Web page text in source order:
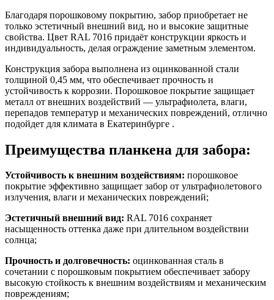
Благодаря порошковому покрытию, забор приобретает не
только эстетичный внешний вид, но и высокие защитные
свойства. Цвет RAL 7016 придаёт конструкции яркость и
индивидуальность, делая ограждение заметным элементом.
Конструкция забора выполнена из оцинкованной стали
толщиной 0,45 мм, что обеспечивает прочность и
устойчивость к коррозии. Порошковое покрытие защищает
металл от внешних воздействий — ультрафиолета, влаги,
перепадов температур и механических повреждений, отлично
подойдет для климата в Екатеринбурге .
Преимущества планкена для забора:
Устойчивость к внешним воздействиям: порошковое
покрытие эффективно защищает забор от ультрафиолетового
излучения, влаги и механических повреждений;
Эстетичный внешний вид: RAL 7016 сохраняет
насыщенность оттенка даже при длительном воздействии
солнца;
Прочность и долговечность: оцинкованная сталь в
сочетании с порошковым покрытием обеспечивает забору
высокую стойкость к внешним воздействиям и механическим
повреждениям;